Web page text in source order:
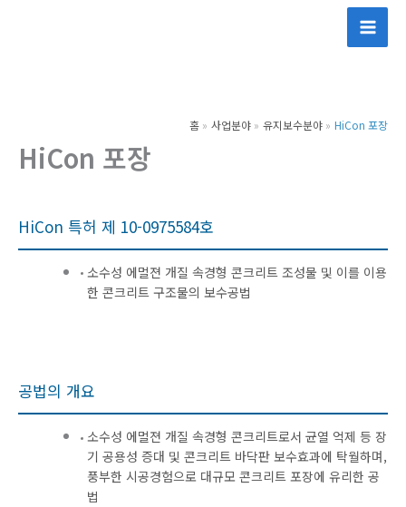
홈 사업분야 유지보수분야 HiCon 포장
HiCon 포장
HiCon 특허 제 10-0975584호
소수성 에멀젼 개질 속경형 콘크리트 조성물 및 이를 이용
한 콘크리트 구조물의 보수공법
공법의 개요
소수성 에멀젼 개질 속경형 콘크리트로서 균열 억제 등 장
기 공용성 증대 및 콘크리트 바닥판 보수효과에 탁월하며,
풍부한 시공경험으로 대규모 콘크리트 포장에 유리한 공
법